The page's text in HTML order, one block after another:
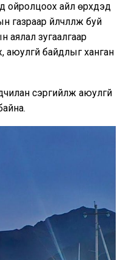
айл өрхүүдэд
газраар үйлчлүүлж буй
аялал зугаалгаар
байдлыг ханган
сэргийлж аюулгүй